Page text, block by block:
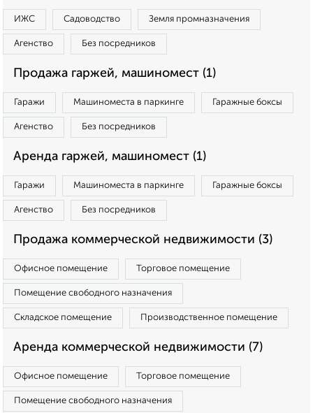
ИЖС Садоводство Земля промназначения
Агенство Без посредников
Продажа гаржей, машиномест (1)
Гаражи Машиноместа в паркинге Гаражные боксы
Агенство Без посредников
Аренда гаржей, машиномест (1)
Гаражи Машиноместа в паркинге Гаражные боксы
Агенство Без посредников
Продажа коммерческой недвижимости (3)
Офисное помещение Торговое помещение
Помещение свободного назначения
Складское помещение Производственное помещение
Аренда коммерческой недвижимости (7)
Офисное помещение Торговое помещение
Помещение свободного назначения